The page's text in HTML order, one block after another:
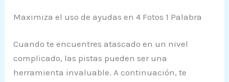
Maximiza el uso de ayudas en 4 Fotos 1 Palabra
Cuando te encuentres atascado en un nivel
complicado, las pistas pueden ser una
herramienta invaluable. A continuación, te